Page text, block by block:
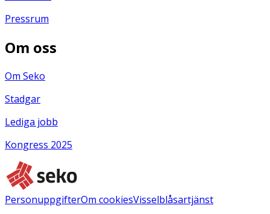
Pressrum
Om oss
Om Seko
Stadgar
Lediga jobb
Kongress 2025
PersonuppgifterOm cookiesVisselblåsartjänst